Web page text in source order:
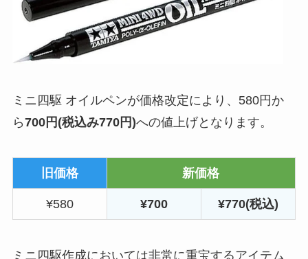
ミニ四駆 オイルペンが価格改定により、580円か
ら700円(税込み770円)への値上げとなります。
旧価格 新価格
¥580 ¥700 ¥770(税込)
ミニ四駆作成においては非常に重宝するアイテム